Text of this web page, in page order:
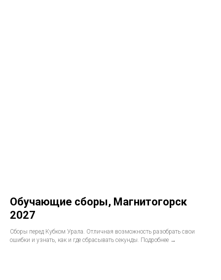
Обучающие сборы, Магнитогорск
2027
Сборы перед Кубком Урала. Отличная возможность разобрать свои
ошибки и узнать, как и где сбрасывать секунды. Подробнее →